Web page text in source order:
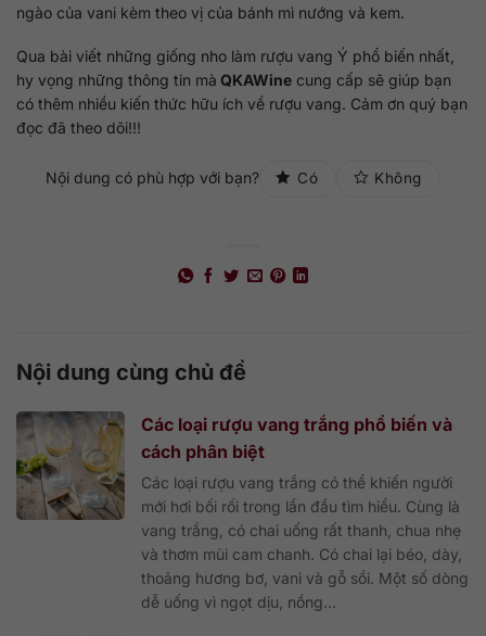
ngào của vani kèm theo vị của bánh mì nướng và kem.
Qua bài viết những giống nho làm rượu vang Ý phổ biến nhất,
hy vọng những thông tin mà QKAWine cung cấp sẽ giúp bạn
có thêm nhiều kiến thức hữu ích về rượu vang. Cảm ơn quý bạn
đọc đã theo dõi!!!
Nội dung có phù hợp với bạn? Có Không
Nội dung cùng chủ đề
Các loại rượu vang trắng phổ biến và
cách phân biệt
Các loại rượu vang trắng có thể khiến người
mới hơi bối rối trong lần đầu tìm hiểu. Cùng là
vang trắng, có chai uống rất thanh, chua nhẹ
và thơm mùi cam chanh. Có chai lại béo, dày,
thoảng hương bơ, vani và gỗ sồi. Một số dòng
dễ uống vì ngọt dịu, nồng...